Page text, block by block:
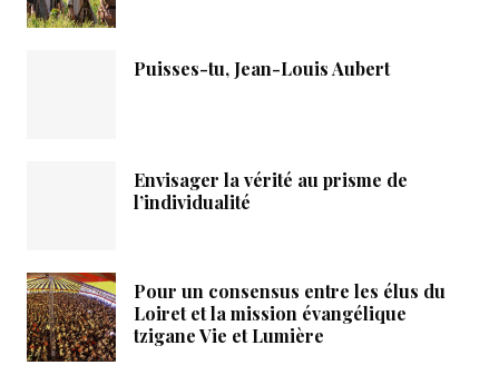
Puisses-tu, Jean-Louis Aubert
Envisager la vérité au prisme de
l’individualité
Pour un consensus entre les élus du
Loiret et la mission évangélique
tzigane Vie et Lumière